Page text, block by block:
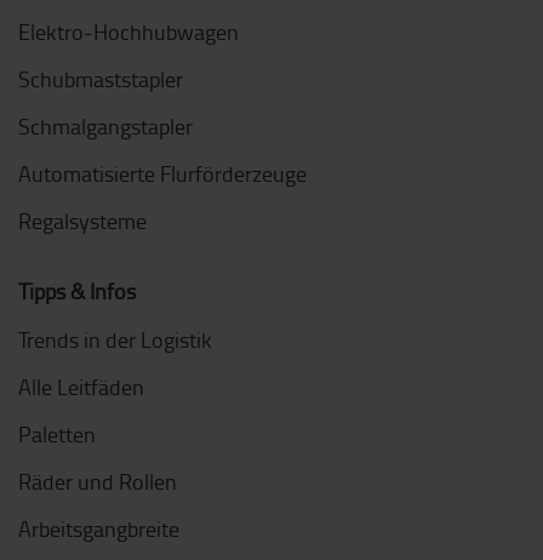
Elektro-Hochhubwagen
Schubmaststapler
Schmalgangstapler
Automatisierte Flurförderzeuge
Regalsysteme
Tipps & Infos
Trends in der Logistik
Alle Leitfäden
Paletten
Räder und Rollen
Arbeitsgangbreite